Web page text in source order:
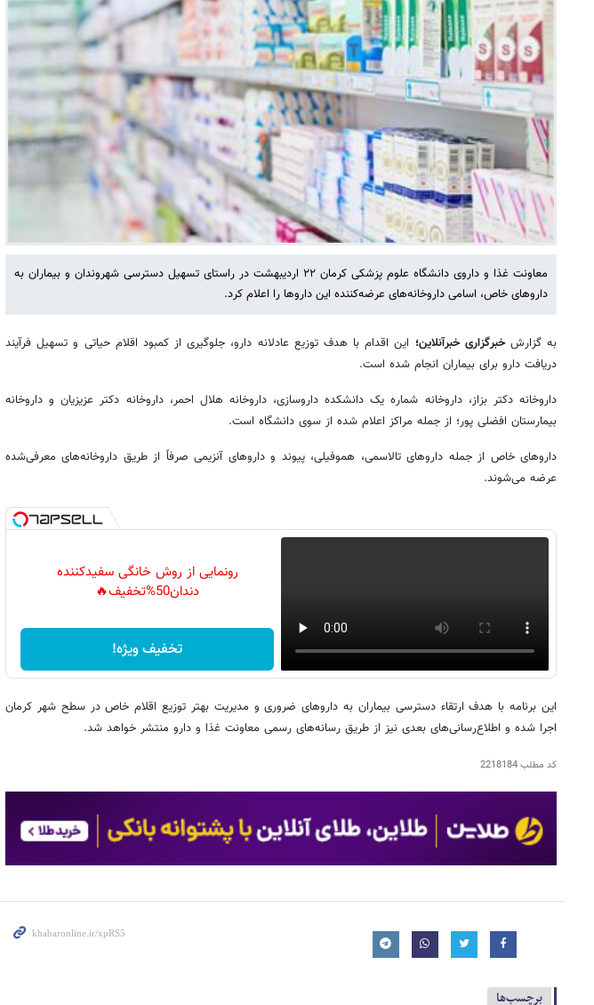
معاونت غذا و داروی دانشگاه علوم پزشکی کرمان ۲۲ اردیبهشت در راستای تسهیل دسترسی شهروندان و بیماران به
داروهای خاص، اسامی داروخانه‌های عرضه‌کننده این داروها را اعلام کرد.
به گزارشخبرگزاری خبرآنلاین؛ این اقدام با هدف توزیع عادلانه دارو، جلوگیری از کمبود اقلام حیاتی و تسهیل فرآیند
دریافت دارو برای بیماران انجام شده است.
داروخانه‌ دکتر بزاز، داروخانه شماره یک دانشکده داروسازی، داروخانه هلال احمر، داروخانه دکتر عزیزیان و داروخانه
بیمارستان افضلی پور؛ از جمله مراکز اعلام شده از سوی دانشگاه است.
داروهای خاص از جمله داروهای تالاسمی، هموفیلی، پیوند و داروهای آنزیمی صرفاً از طریق داروخانه‌های معرفی‌شده
عرضه می‌شوند.
رونمایی از روش خانگی سفیدکننده
دندان50%تخفیف🔥
تخفیف ویژه!
این برنامه با هدف ارتقاء دسترسی بیماران به داروهای ضروری و مدیریت بهتر توزیع اقلام خاص در سطح شهر کرمان
اجرا شده و اطلاع‌رسانی‌های بعدی نیز از طریق رسانه‌های رسمی معاونت غذا و دارو منتشر خواهد شد.
کد مطلب2218184
برچسب‌ها